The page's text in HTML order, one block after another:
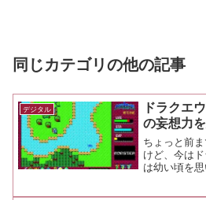
同じカテゴリの他の記事
デジタル
ドラクエ
の妄想力
ちょっと前
けど、今は
は幼い頃を
えばって思